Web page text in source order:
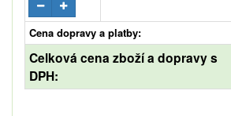
Cena dopravy a platby:
Celková cena zboží a dopravy s
DPH: